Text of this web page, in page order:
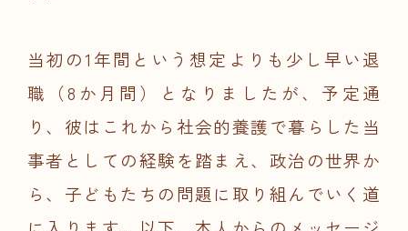
当初の1年間という想定よりも少し早い退
職（8か月間）となりましたが、予定通
り、彼はこれから社会的養護で暮らした当
事者としての経験を踏まえ、政治の世界か
ら、子どもたちの問題に取り組んでいく道